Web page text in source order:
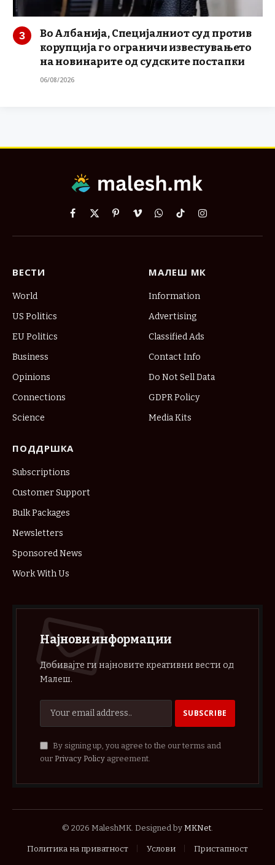
Во Албанија, Специјалниот суд против
корупција го ограничи известувањето
на новинарите од судските постапки
06/08/2026
Facebook
X
PinterestVimeoWhatsApp
TikTokInstagram
ВЕСТИ
World
US Politics
EU Politics
Business
Opinions
Connections
Science
МАЛЕШ МК
Information
Advertising
Classified Ads
Contact Info
Do Not Sell Data
GDPR Policy
Media Kits
ПОДДРШКА
Subscriptions
Customer Support
Bulk Packages
Newsletters
Sponsored News
Work With Us
Најнови информации
Добивајте ги најновите креативни вести од
Малеш.
By signing up, you agree to the our terms and
our Privacy Policyagreement.
© 2026 MaleshMK. Designed by MKNet
Политика на приватност Услови Пристапност